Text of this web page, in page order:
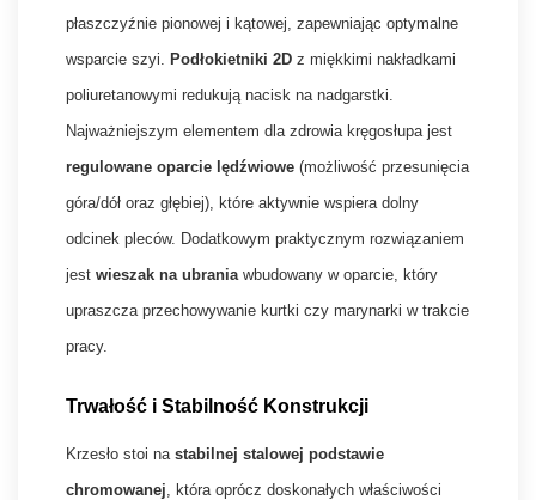
płaszczyźnie pionowej i kątowej, zapewniając optymalne
wsparcie szyi. Podłokietniki 2D z miękkimi nakładkami
poliuretanowymi redukują nacisk na nadgarstki.
Najważniejszym elementem dla zdrowia kręgosłupa jest
regulowane oparcie lędźwiowe (możliwość przesunięcia
góra/dół oraz głębiej), które aktywnie wspiera dolny
odcinek pleców. Dodatkowym praktycznym rozwiązaniem
jest wieszak na ubrania wbudowany w oparcie, który
upraszcza przechowywanie kurtki czy marynarki w trakcie
pracy.
Trwałość i Stabilność Konstrukcji
Krzesło stoi na stabilnej stalowej podstawie
chromowanej , która oprócz doskonałych właściwości